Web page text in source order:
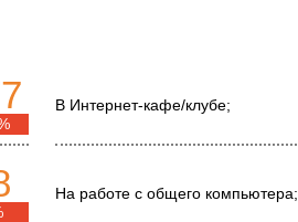
В Интернет-кафе/клубе;
На работе с общего компьютера;